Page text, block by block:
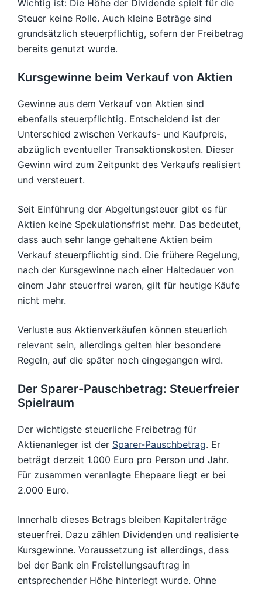
Wichtig ist: Die Höhe der Dividende spielt für die
Steuer keine Rolle. Auch kleine Beträge sind
grundsätzlich steuerpflichtig, sofern der Freibetrag
bereits genutzt wurde.
Kursgewinne beim Verkauf von Aktien
Gewinne aus dem Verkauf von Aktien sind
ebenfalls steuerpflichtig. Entscheidend ist der
Unterschied zwischen Verkaufs- und Kaufpreis,
abzüglich eventueller Transaktionskosten. Dieser
Gewinn wird zum Zeitpunkt des Verkaufs realisiert
und versteuert.
Seit Einführung der Abgeltungsteuer gibt es für
Aktien keine Spekulationsfrist mehr. Das bedeutet,
dass auch sehr lange gehaltene Aktien beim
Verkauf steuerpflichtig sind. Die frühere Regelung,
nach der Kursgewinne nach einer Haltedauer von
einem Jahr steuerfrei waren, gilt für heutige Käufe
nicht mehr.
Verluste aus Aktienverkäufen können steuerlich
relevant sein, allerdings gelten hier besondere
Regeln, auf die später noch eingegangen wird.
Der Sparer-Pauschbetrag: Steuerfreier
Spielraum
Der wichtigste steuerliche Freibetrag für
Aktienanleger ist der Sparer-Pauschbetrag. Er
beträgt derzeit 1.000 Euro pro Person und Jahr.
Für zusammen veranlagte Ehepaare liegt er bei
2.000 Euro.
Innerhalb dieses Betrags bleiben Kapitalerträge
steuerfrei. Dazu zählen Dividenden und realisierte
Kursgewinne. Voraussetzung ist allerdings, dass
bei der Bank ein Freistellungsauftrag in
entsprechender Höhe hinterlegt wurde. Ohne